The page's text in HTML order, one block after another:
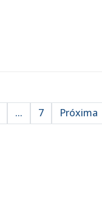
... 7 Próxima